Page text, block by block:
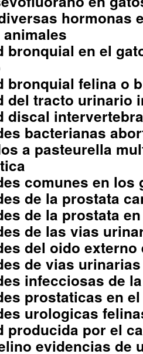
hormonas
bronquial en el
bronquial felina o
del tracto urinario
discal
bacterianas
a pasteurella
comunes en los
de la prostata
de la prostata
de las vias
del oido
de vias
infecciosas de
prostaticas en
urologicas
producida por el
evidencias de